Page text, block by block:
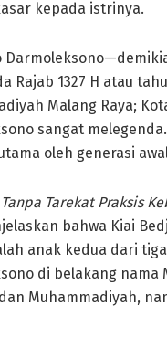
kepada istrinya.
Rajab 1327 H atau
Malang Raya;
sangat
oleh generasi
Tarekat Praksis
bahwa Kiai
anak kedua dari
di belakang
Muhammadiyah,